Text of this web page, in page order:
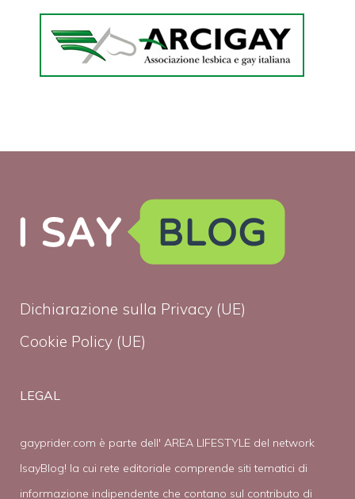
Dichiarazione sulla Privacy (UE)
Cookie Policy (UE)
LEGAL
gayprider.com è parte dell' AREA LIFESTYLE del network
IsayBlog! la cui rete editoriale comprende siti tematici di
informazione indipendente che contano sul contributo di